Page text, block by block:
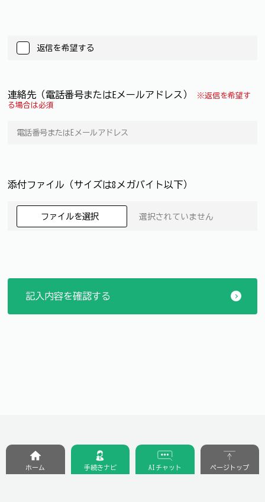
返信を希望する
連絡先（電話番号またはEメールアドレス）
※返信を希望す
る場合は必須
添付ファイル（サイズは8メガバイト以下）
ファイルを選択 選択されていません
ホーム 手続きナビ AIチャット ページトップ